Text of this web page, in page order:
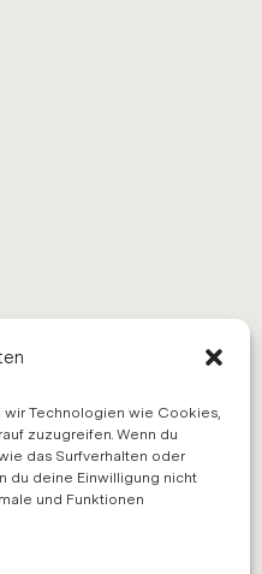
Technologien wie Cookies,
zuzugreifen. Wenn du
das Surfverhalten oder
du deine Einwilligung nicht
und Funktionen